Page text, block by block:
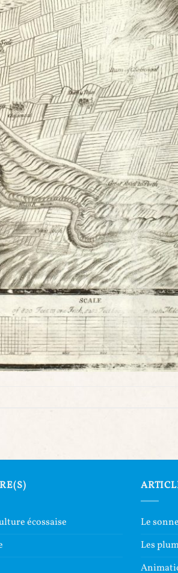
écossaise
Le
Les